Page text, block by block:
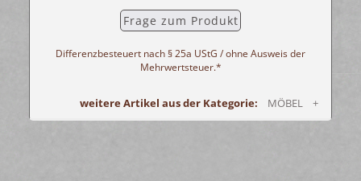
Frage zum Produkt
Differenzbesteuert nach § 25a UStG / ohne Ausweis der
Mehrwertsteuer.*
weitere Artikel aus der Kategorie: MÖBEL +